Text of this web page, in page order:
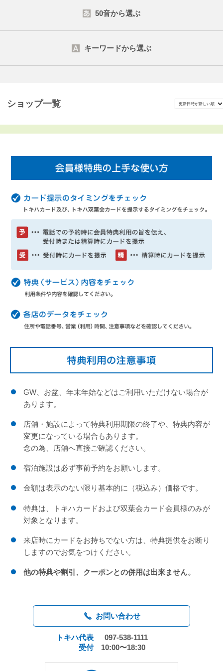
50音から選ぶ
キーワードから選ぶ
ショップ一覧
GW、お盆、年末年始などはご利用いただけない場合が
あります。
店舗・施設によって特典利用期限の終了や、特典内容が
変更になっている場合もあります。
念の為、店舗へ直接ご確認ください。
宿泊施設は必ず事前予約をお願いします。
金額は表示のない限り基本的に（税込み）価格です。
特典は、トキハカードおよび双葉会カード会員様のみが
対象となります。
来店時にカードをお持ちでない方は、特典提供をお断り
しますのでお気をつけください。
他の特典や割引、クーポンとの併用は出来ません。
お問い合わせ
トキハ代表
097-538-1111
受付
10:00〜18:30